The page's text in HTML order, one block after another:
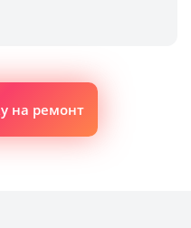
на ремонт